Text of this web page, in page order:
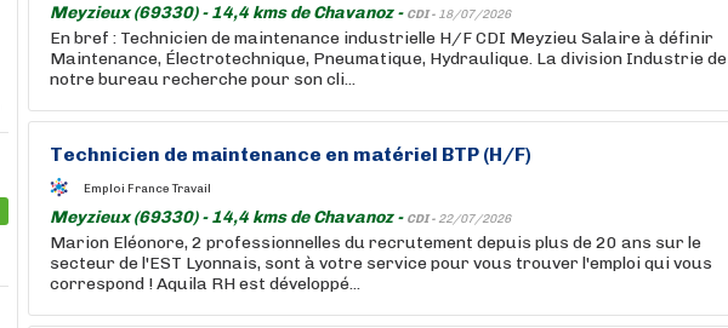
Meyzieux (69330) - 14,4 kms de Chavanoz - CDI - 18/07/2026
En bref : Technicien de maintenance industrielle H/F CDI Meyzieu Salaire à définir
Maintenance, Électrotechnique, Pneumatique, Hydraulique. La division Industrie de
notre bureau recherche pour son cli...
Technicien de maintenance en matériel BTP (H/F)
Emploi France Travail
Meyzieux (69330) - 14,4 kms de Chavanoz - CDI - 22/07/2026
Marion Eléonore, 2 professionnelles du recrutement depuis plus de 20 ans sur le
secteur de l'EST Lyonnais, sont à votre service pour vous trouver l'emploi qui vous
correspond ! Aquila RH est développé...